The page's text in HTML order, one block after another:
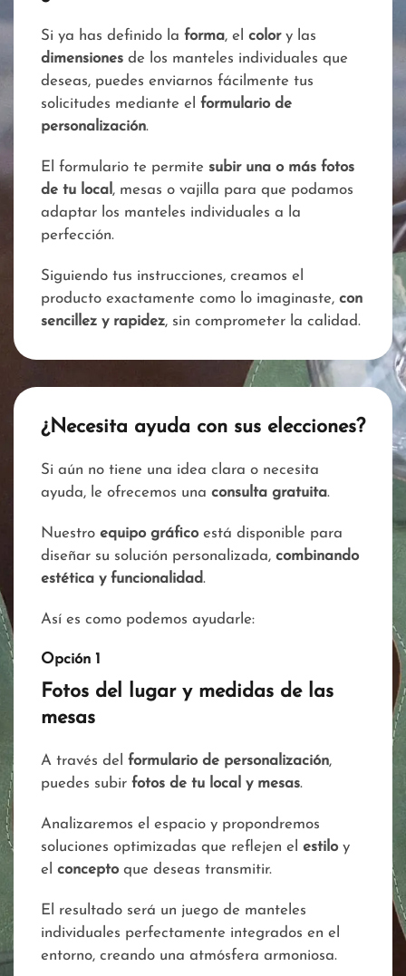
Si ya has definido la forma, el colory las
dimensiones de los manteles individuales que
deseas, puedes enviarnos fácilmente tus
solicitudes mediante el formulario de
personalización.
El formulario te permite subir una o más fotos
de tu local , mesas o vajilla para que podamos
adaptar los manteles individuales a la
perfección.
Siguiendo tus instrucciones, creamos el
producto exactamente como lo imaginaste, con
sencillez y rapidez, sin comprometer la calidad.
¿Necesita ayuda con sus elecciones?
Si aún no tiene una idea clara o necesita
ayuda, le ofrecemos una consulta gratuita.
Nuestro equipo gráficoestá disponible para
diseñar su solución personalizada, combinando
estética y funcionalidad.
Así es como podemos ayudarle:
Opción 1
Fotos del lugar y medidas de las
mesas
A través del formulario de personalización,
puedes subir fotos de tu local y mesas.
Analizaremos el espacio y propondremos
soluciones optimizadas que reflejen el estiloy
el conceptoque deseas transmitir.
El resultado será un juego de manteles
individuales perfectamente integrados en el
entorno, creando una atmósfera armoniosa.